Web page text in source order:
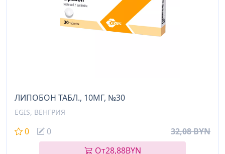
ЛИПОБОН ТАБЛ., 10МГ, №30
EGIS, ВЕНГРИЯ
0 0
32,08 BYN
От28,88BYN